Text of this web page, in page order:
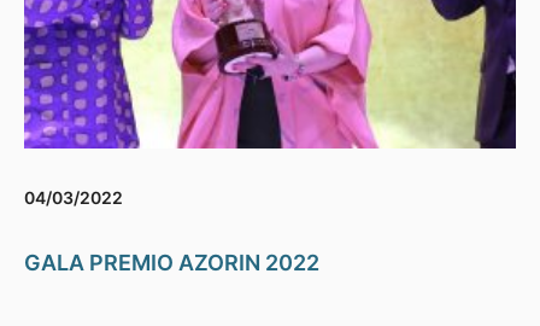
04/03/2022
GALA PREMIO AZORIN 2022